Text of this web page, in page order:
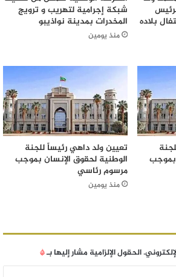
بلاده
شبكة إجرامية لتهريب و ترويج
المخدرات بمدينة نواذيبو
منذ يومين
بموجب
تعيين ولد داهي رئيساً للجنة
الوطنية لحقوق الإنسان بموجب
مرسوم رئاسي
منذ يومين
الحقول الإلزامية مشار إليها بـ*